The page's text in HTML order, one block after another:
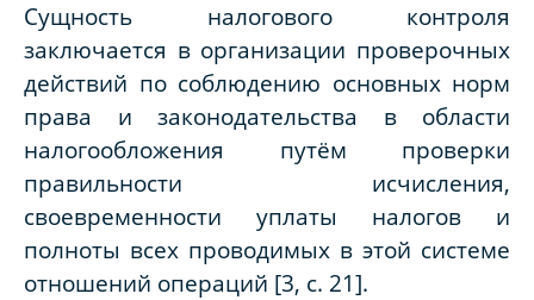
Сущность налогового контроля
заключается в организации проверочных
действий по соблюдению основных норм
права и законодательства в области
налогообложения путём проверки
правильности исчисления,
своевременности уплаты налогов и
полноты всех проводимых в этой системе
отношений операций [3, с. 21].